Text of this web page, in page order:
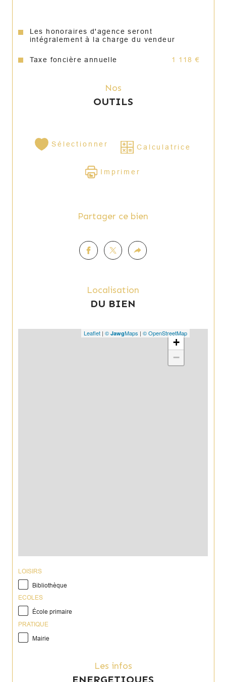
VERSAILLES sous le numéro 842110900
titulaire de la carte de démarchage immobilier
pour le compte de l’Agence EXPERTIMO.
Les honoraires d'agence seront
intégralement à la charge du vendeur
Taxe foncière annuelle 1 118 €
Nos
OUTILS
Sélectionner Calculatrice
Imprimer
Partager ce bien
Localisation
DU BIEN
+
−
Leaflet | © JawgMaps | © OpenStreetMap
LOISIRS
Bibliothèque
ECOLES
École primaire
PRATIQUE
Mairie
Les infos
ENERGETIQUES